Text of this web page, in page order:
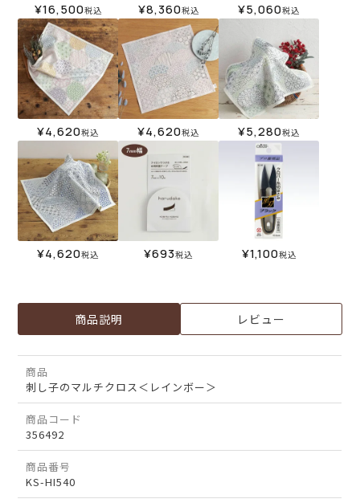
¥16,500税込 ¥8,360税込 ¥5,060税込
¥4,620税込 ¥4,620税込 ¥5,280税込
¥4,620税込 ¥693税込 ¥1,100税込
商品説明 レビュー
商品
刺し子のマルチクロス＜レインボー＞
商品コード
356492
商品番号
KS-HI540